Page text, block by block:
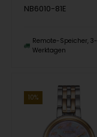
NB6010-81E
Remote-Speicher,
Werktagen
10%